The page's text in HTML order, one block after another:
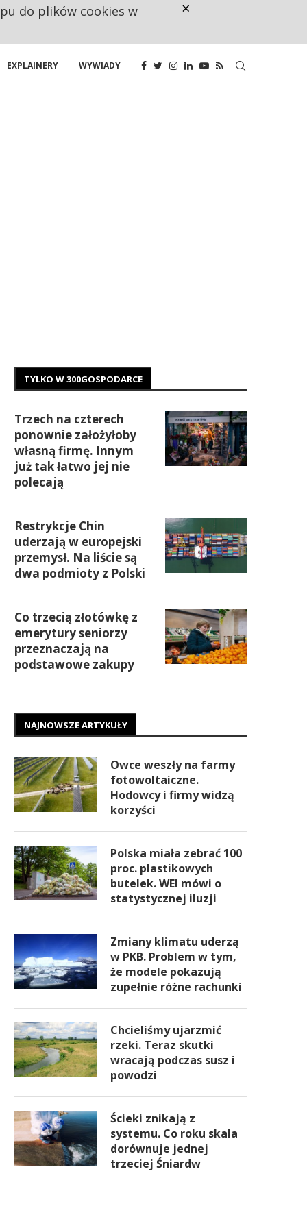
EXPLAINERY WYWIADY
TYLKO W 300GOSPODARCE
Trzech na czterech
ponownie założyłoby
własną firmę. Innym
już tak łatwo jej nie
polecają
Restrykcje Chin
uderzają w europejski
przemysł. Na liście są
dwa podmioty z Polski
Co trzecią złotówkę z
emerytury seniorzy
przeznaczają na
podstawowe zakupy
NAJNOWSZE ARTYKUŁY
Owce weszły na farmy
fotowoltaiczne.
Hodowcy i firmy widzą
korzyści
Polska miała zebrać 100
proc. plastikowych
butelek. WEI mówi o
statystycznej iluzji
Zmiany klimatu uderzą
w PKB. Problem w tym,
że modele pokazują
zupełnie różne rachunki
Chcieliśmy ujarzmić
rzeki. Teraz skutki
wracają podczas susz i
powodzi
Ścieki znikają z
systemu. Co roku skala
dorównuje jednej
trzeciej Śniardw
do plików cookies w ×